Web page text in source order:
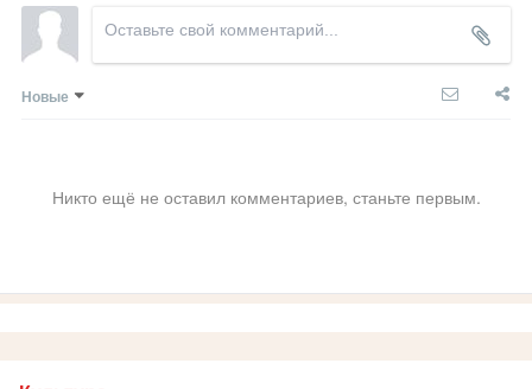
Новые
Никто ещё не оставил комментариев, станьте первым.